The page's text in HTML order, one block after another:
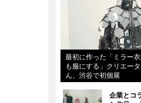
最初に作った「ミラー
も服にする」クリエー
ん、渋谷で初個展
企業とコ